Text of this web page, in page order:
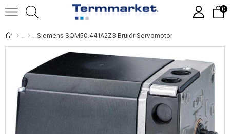
0
Siemens SQM50.441A2Z3 Brülör Servomotor